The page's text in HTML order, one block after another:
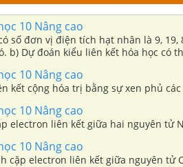
10 Nâng cao
số đơn vị điện tích hạt nhân là 9,
b) Dự đoán kiểu liên kết hóa học có
10 Nâng cao
kết cộng hóa trị bằng sự xen phủ
10 Nâng cao
electron liên kết giữa hai nguyên tử
10 Nâng cao
cặp electron liên kết giữa nguyên tử